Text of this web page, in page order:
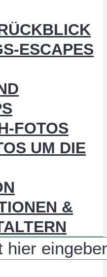
ESCAPES
FOTOS
UM DIE
&